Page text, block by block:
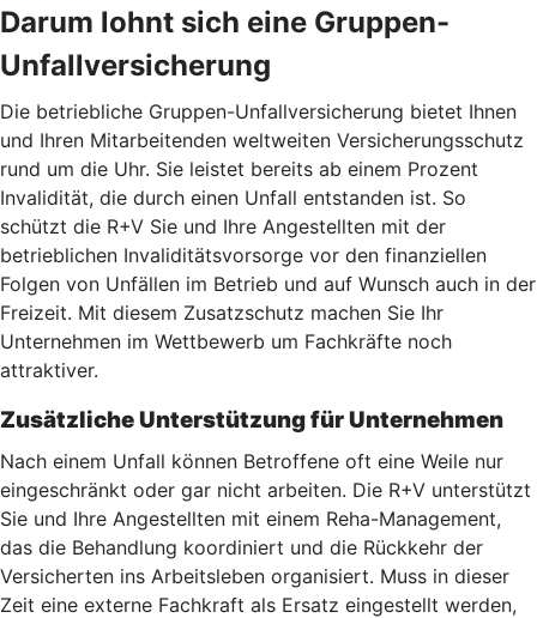
Darum lohnt sich eine Gruppen-
Unfallversicherung
Die betriebliche Gruppen-Unfallversicherung bietet Ihnen
und Ihren Mitarbeitenden weltweiten Versicherungsschutz
rund um die Uhr. Sie leistet bereits ab einem Prozent
Invalidität, die durch einen Unfall entstanden ist. So
schützt die R+V Sie und Ihre Angestellten mit der
betrieblichen Invaliditätsvorsorge vor den finanziellen
Folgen von Unfällen im Betrieb und auf Wunsch auch in der
Freizeit. Mit diesem Zusatzschutz machen Sie Ihr
Unternehmen im Wettbewerb um Fachkräfte noch
attraktiver.
Zusätzliche Unterstützung für Unternehmen
Nach einem Unfall können Betroffene oft eine Weile nur
eingeschränkt oder gar nicht arbeiten. Die R+V unterstützt
Sie und Ihre Angestellten mit einem Reha-Management,
das die Behandlung koordiniert und die Rückkehr der
Versicherten ins Arbeitsleben organisiert. Muss in dieser
Zeit eine externe Fachkraft als Ersatz eingestellt werden,